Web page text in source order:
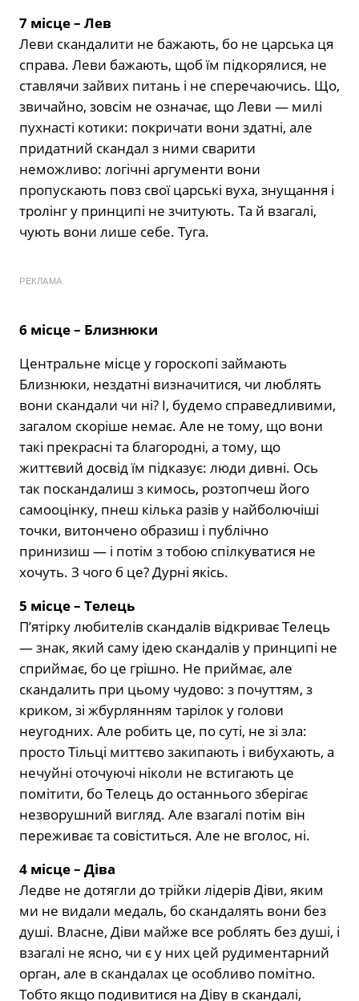
7 місце – Лев
Леви скандалити не бажають, бо не царська ця
справа. Леви бажають, щоб їм підкорялися, не
ставлячи зайвих питань і не сперечаючись. Що,
звичайно, зовсім не означає, що Леви — милі
пухнасті котики: покричати вони здатні, але
придатний скандал з ними сварити
неможливо: логічні аргументи вони
пропускають повз свої царські вуха, знущання і
тролінг у принципі не зчитують. Та й взагалі,
чують вони лише себе. Туга.
РЕКЛАМА
6 місце – Близнюки
Центральне місце у гороскопі займають
Близнюки, нездатні визначитися, чи люблять
вони скандали чи ні? І, будемо справедливими,
загалом скоріше немає. Але не тому, що вони
такі прекрасні та благородні, а тому, що
життєвий досвід їм підказує: люди дивні. Ось
так поскандалиш з кимось, розтопчеш його
самооцінку, пнеш кілька разів у найболючіші
точки, витончено образиш і публічно
принизиш — і потім з тобою спілкуватися не
хочуть. З чого б це? Дурні якісь.
5 місце – Телець
П’ятірку любителів скандалів відкриває Телець
— знак, який саму ідею скандалів у принципі не
сприймає, бо це грішно. Не приймає, але
скандалить при цьому чудово: з почуттям, з
криком, зі жбурлянням тарілок у голови
неугодних. Але робить це, по суті, не зі зла:
просто Тільці миттєво закипають і вибухають, а
нечуйні оточуючі ніколи не встигають це
помітити, бо Телець до останнього зберігає
незворушний вигляд. Але взагалі потім він
переживає та совіститься. Але не вголос, ні.
4 місце – Діва
Ледве не дотягли до трійки лідерів Діви, яким
ми не видали медаль, бо скандалять вони без
душі. Власне, Діви майже все роблять без душі, і
взагалі не ясно, чи є у них цей рудиментарний
орган, але в скандалах це особливо помітно.
Тобто якщо подивитися на Діву в скандалі,